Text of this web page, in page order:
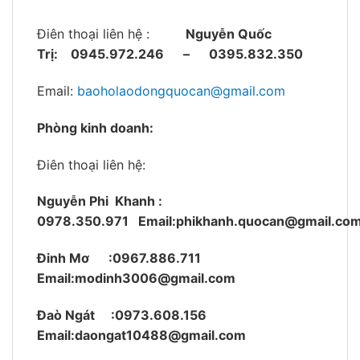
Điên thoại liên hệ : Nguyễn Quốc
Trị: 0945.972.246 – 0395.832.350
Email: baoholaodongquocan@gmail.com
Phòng kinh doanh:
Điên thoại liên hệ:
Nguyễn Phi Khanh :
0978.350.971
Đinh Mơ :0967.886.711
Email:modinh3006@gmail.com
Đaò Ngát :0973.608.156
Email:daongat10488@gmail.com